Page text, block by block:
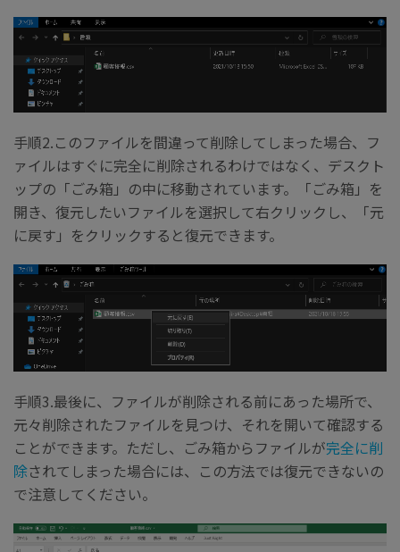
手順2.このファイルを間違って削除してしまった場合、フ
ァイルはすぐに完全に削除されるわけではなく、デスクト
ップの「ごみ箱」の中に移動されています。「ごみ箱」を
開き、復元したいファイルを選択して右クリックし、「元
に戻す」をクリックすると復元できます。
手順3.最後に、ファイルが削除される前にあった場所で、
元々削除されたファイルを見つけ、それを開いて確認する
ことができます。ただし、ごみ箱からファイルが完全に削
除されてしまった場合には、この方法では復元できないの
で注意してください。